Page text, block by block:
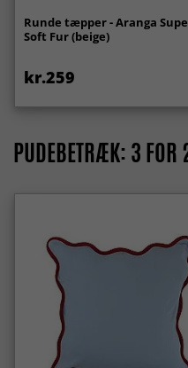
Runde tæpper - Aranga
Soft Fur (beige)
kr.259
PUDEBETRÆK: 3